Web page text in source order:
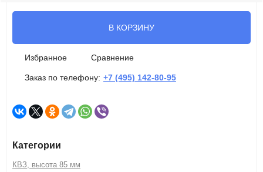
В КОРЗИНУ
Избранное Сравнение
Заказ по телефону: +7 (495) 142-80-95
Категории
КВЗ, высота 85 мм